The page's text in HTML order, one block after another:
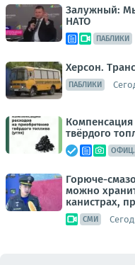
Залужный:
НАТО
ПАБЛИКИ
Херсон.
ПАБЛИКИ
твёрдого
ОФИЦ.
Горюче-
можно
канистрах,
СМИ